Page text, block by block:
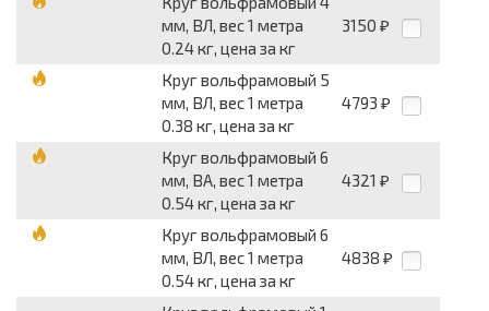
мм, ВЛ, вес 1 метра
0.24 кг, цена за кг
3150 ₽
Круг вольфрамовый 5
мм, ВЛ, вес 1 метра
0.38 кг, цена за кг
4793 ₽
Круг вольфрамовый 6
мм, ВА, вес 1 метра
0.54 кг, цена за кг
4321 ₽
Круг вольфрамовый 6
мм, ВЛ, вес 1 метра
0.54 кг, цена за кг
4838 ₽